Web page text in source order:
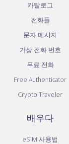
카탈로그
전화들
문자 메시지
가상 전화 번호
무료 전화
Free Authenticator
Crypto Traveler
배우다
eSIM 사용법